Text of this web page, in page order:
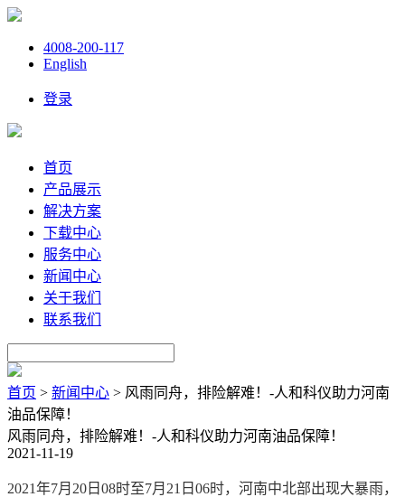
4008-200-117
English
登录
首页
产品展示
解决方案
下载中心
服务中心
新闻中心
关于我们
联系我们
首页 > 新闻中心 > 风雨同舟，排险解难！-人和科仪助力河南
油品保障！
风雨同舟，排险解难！-人和科仪助力河南油品保障！
2021-11-19
2021年7月20日08时至7月21日06时，河南中北部出现大暴雨，